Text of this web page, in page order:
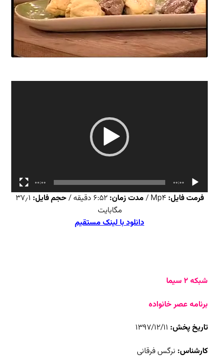
00:00
00:00
فرمت فایل: Mp4 / مدت زمان: ۶:۵۲ دقیقه / حجم فایل: ۳۷٫۱
مگابایت
دانلود با لینک مستقیم
شبکه ۲ سیما
برنامه عصر خانواده
تاریخ پخش:
کارشناس: نرگس فرقانی